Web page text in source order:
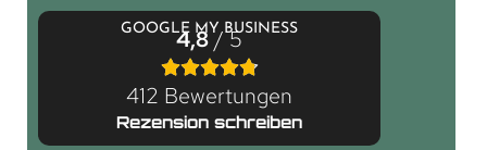
GOOGLE MY BUSINESS
4,8/ 5
412 Bewertungen
Rezension schreiben